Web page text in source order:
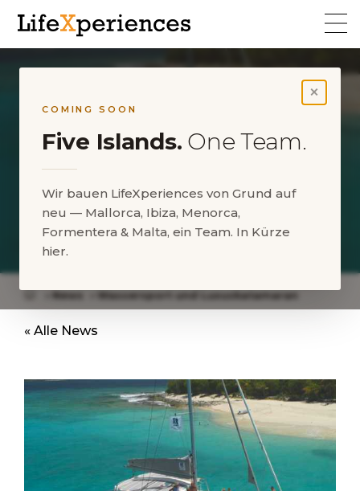
×
COMING SOON
Five Islands. One Team.
Wir bauen LifeXperiences von Grund auf
neu — Mallorca, Ibiza, Menorca,
Formentera & Malta, ein Team. In Kürze
hier.
Wassersport und
Luxuskatamaran
News Wassersport und Luxuskatamaran
« Alle News